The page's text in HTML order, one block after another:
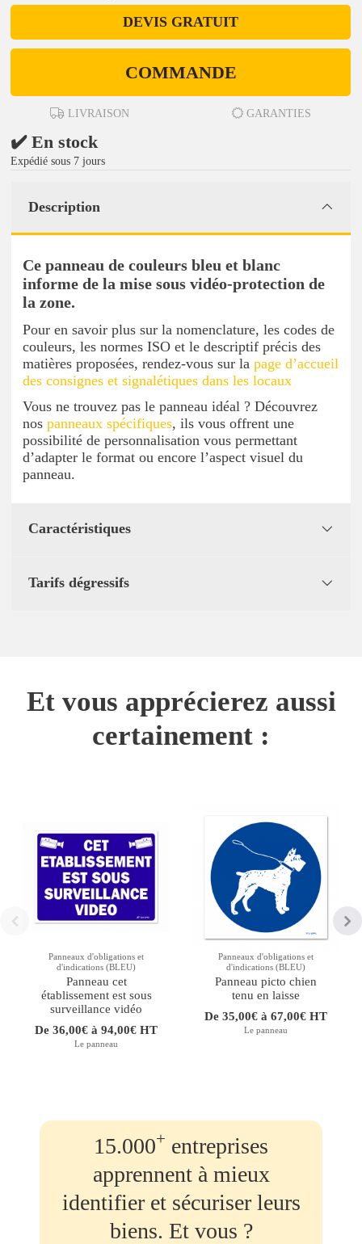
DEVIS GRATUIT
COMMANDE
LIVRAISON GARANTIES
✔️ En stock
Expédié sous 7 jours
Description
Ce panneau de couleurs bleu et blanc
informe de la mise sous vidéo-protection de
la zone.
Pour en savoir plus sur la nomenclature, les codes de
couleurs, les normes ISO et le descriptif précis des
matières proposées, rendez-vous sur la page d’accueil
des consignes et signalétiques dans les locaux
Vous ne trouvez pas le panneau idéal ? Découvrez
nos panneaux spécifiques, ils vous offrent une
possibilité de personnalisation vous permettant
d’adapter le format ou encore l’aspect visuel du
panneau.
Caractéristiques
Tarifs dégressifs
Et vous apprécierez aussi
certainement :
Panneaux d'obligations et
d'indications (BLEU)
Panneau cet
établissement est sous
surveillance vidéo
De 36,00€ à 94,00€ HT
Le panneau
Panneaux d'obligations et
d'indications (BLEU)
Panneau picto chien
tenu en laisse
De 35,00€ à 67,00€ HT
Le panneau
15.000+ entreprises
apprennent à mieux
identifier et sécuriser leurs
biens. Et vous ?